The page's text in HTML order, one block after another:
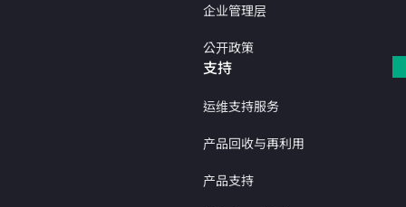
企业管理层
公开政策
支持
运维支持服务
产品回收与再利用
产品支持